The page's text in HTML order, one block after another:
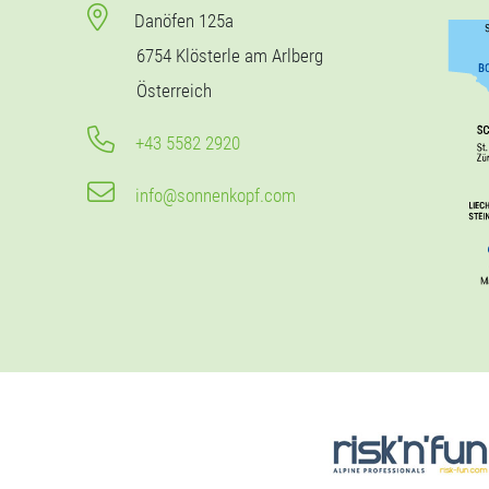
Danöfen 125a
6754 Klösterle am Arlberg
Österreich
+43 5582 2920
info@sonnenkopf.com